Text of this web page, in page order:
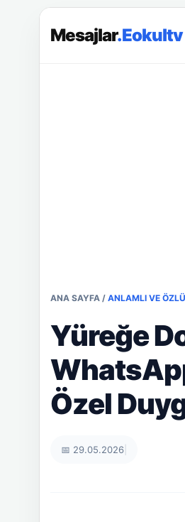
Mesajlar.Eokultv
ANA SAYFA / ANLAMLI VE
Yüreğe
Özel
📅 29.05.2026